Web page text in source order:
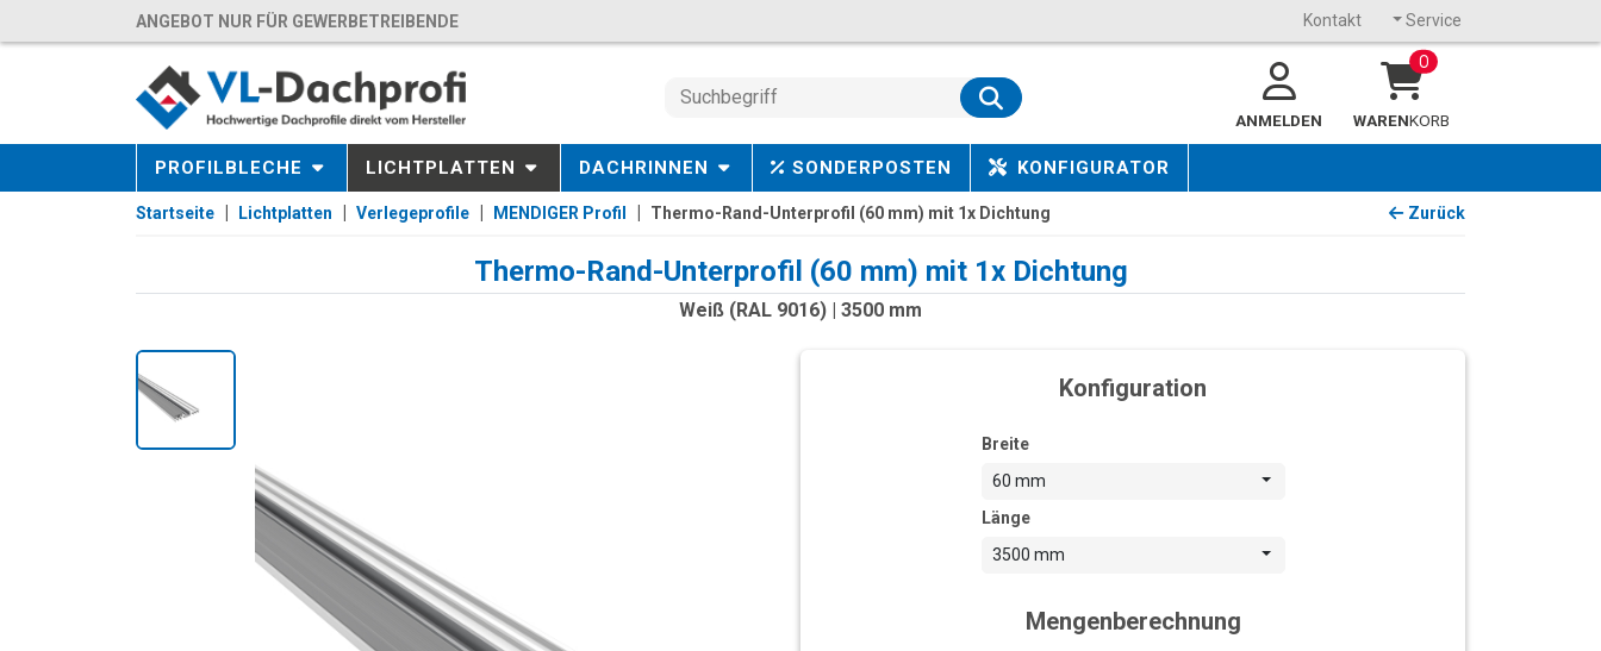
ANGEBOT NUR FÜR GEWERBETREIBENDE Kontakt Service
ANMELDEN
0
WARENKORB
PROFILBLECHE LICHTPLATTEN DACHRINNEN SONDERPOSTEN KONFIGURATOR
Startseite Lichtplatten Verlegeprofile MENDIGER Profil Thermo-Rand-Unterprofil (60 mm) mit 1x Dichtung Zurück
Thermo-Rand-Unterprofil (60 mm) mit 1x Dichtung
Weiß (RAL 9016) | 3500 mm
Konfiguration
Breite
60 mm
Länge
3500 mm
Mengenberechnung